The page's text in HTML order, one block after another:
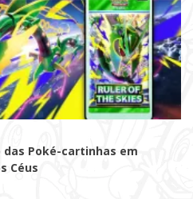
das Poké-cartinhas em
Céus